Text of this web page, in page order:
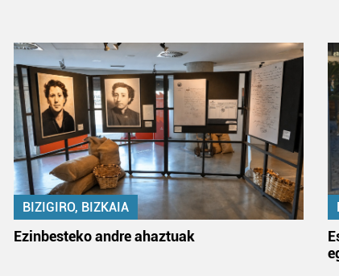
BIZIGIRO, BIZKAIA
Ezinbesteko andre ahaztuak